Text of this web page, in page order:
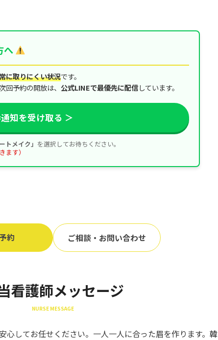
へ
に取りにくい状況です。
回予約の開放は、 公式LINEで最優先に配信しています。
を受け取る ＞
トメイク」 を選択してお待ちください。
ます）
約 ご相談・お問い合わせ
看護師メッセージ
NURSE MESSAGE
心してお任せください。一人一人に合った眉を作ります。韓